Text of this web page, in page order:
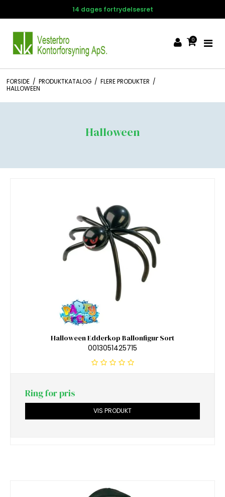
14 dages fortrydelsesret
0
FORSIDE / PRODUKTKATALOG / FLERE PRODUKTER /
HALLOWEEN
Halloween
Halloween Edderkop Ballonfigur Sort
0013051425715
Ring for pris
VIS PRODUKT